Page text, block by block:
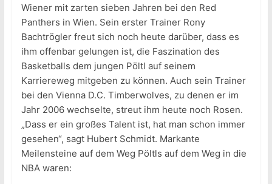
Wiener mit zarten sieben Jahren bei den Red
Panthers in Wien. Sein erster Trainer Rony
Bachtrögler freut sich noch heute darüber, dass es
ihm offenbar gelungen ist, die Faszination des
Basketballs dem jungen Pöltl auf seinem
Karriereweg mitgeben zu können. Auch sein Trainer
bei den Vienna D.C. Timberwolves, zu denen er im
Jahr 2006 wechselte, streut ihm heute noch Rosen.
„Dass er ein großes Talent ist, hat man schon immer
gesehen“, sagt Hubert Schmidt. Markante
Meilensteine auf dem Weg Pöltls auf dem Weg in die
NBA waren: